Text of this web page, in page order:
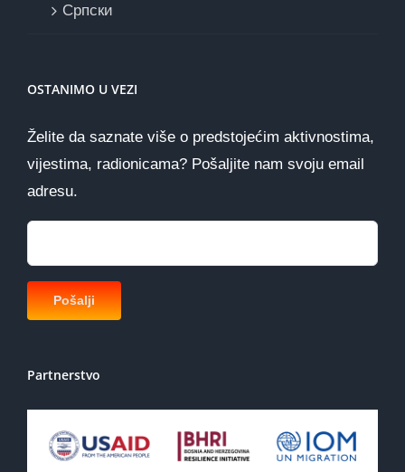
Cрпски
OSTANIMO U VEZI
Želite da saznate više o predstojećim aktivnostima,
vijestima, radionicama? Pošaljite nam svoju email
adresu.
Partnerstvo